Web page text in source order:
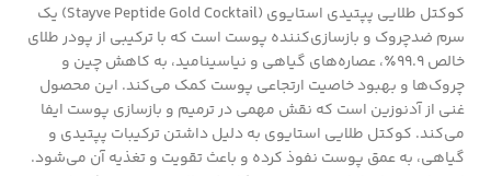
کوکتل طلایی پپتیدی استایوی (Stayve Peptide Gold Cocktail) یک
سرم ضدچروک و بازسازی‌کننده پوست است که با ترکیبی از پودر طلای
خالص 99.9٪، عصاره‌های گیاهی و نیاسینامید، به کاهش چین و
چروک‌ها و بهبود خاصیت ارتجاعی پوست کمک می‌کند. این محصول
غنی از آدنوزین است که نقش مهمی در ترمیم و بازسازی پوست ایفا
می‌کند. کوکتل طلایی استایوی به دلیل داشتن ترکیبات پپتیدی و
گیاهی، به عمق پوست نفوذ کرده و باعث تقویت و تغذیه آن می‌شود.